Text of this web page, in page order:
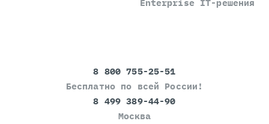
Enterprise IT-решения
8 800 755-25-51
Бесплатно по всей России!
8 499 389-44-90
Москва